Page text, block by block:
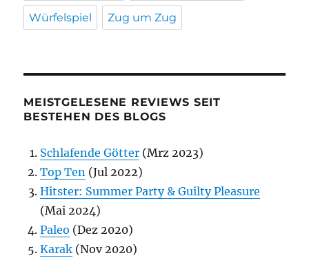
Würfelspiel Zug um Zug
MEISTGELESENE REVIEWS SEIT
BESTEHEN DES BLOGS
Schlafende Götter (Mrz 2023)
Top Ten (Jul 2022)
Hitster: Summer Party & Guilty Pleasure
(Mai 2024)
Paleo (Dez 2020)
Karak (Nov 2020)